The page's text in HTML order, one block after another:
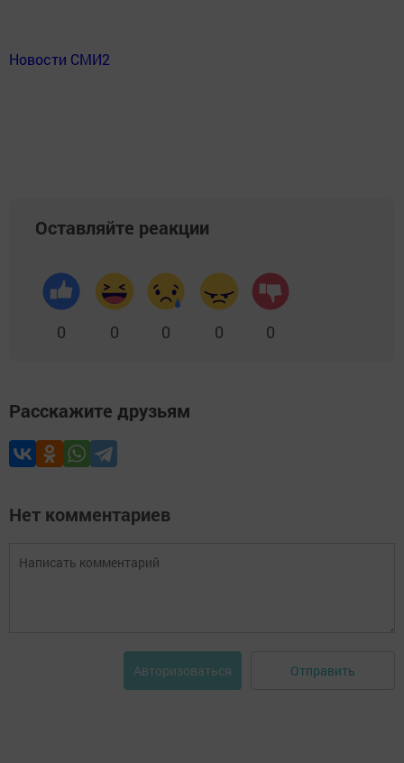
Новости СМИ2
Оставляйте реакции
0 0 0 0 0
Расскажите друзьям
Нет комментариев
Авторизоваться Отправить